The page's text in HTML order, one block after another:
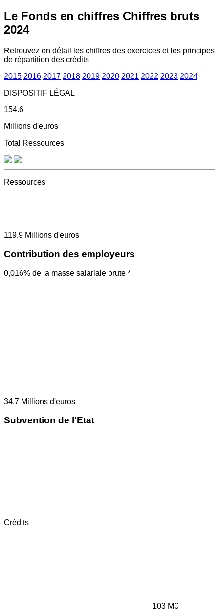
Le Fonds en chiffres Chiffres bruts
2024
Retrouvez en détail les chiffres des exercices et les principes
de répartition des crédits
2015 2016 2017 2018 2019 2020 2021 2022 2023 2024
DISPOSITIF LÉGAL
154.6
Millions d'euros
Total Ressources
Ressources
119.9 Millions d'euros
Contribution des employeurs
0,016% de la masse salariale brute *
34.7 Millions d'euros
Subvention de l'Etat
Crédits
103 M€